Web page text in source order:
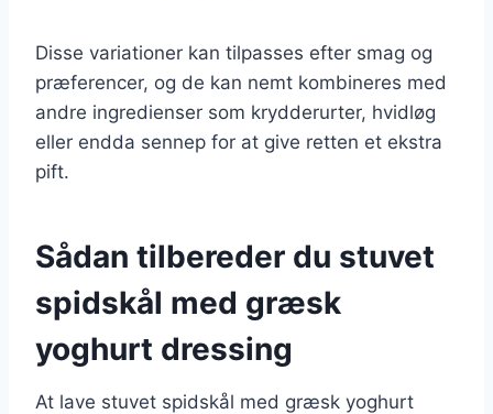
Disse variationer kan tilpasses efter smag og
præferencer, og de kan nemt kombineres med
andre ingredienser som krydderurter, hvidløg
eller endda sennep for at give retten et ekstra
pift.
Sådan tilbereder du stuvet
spidskål med græsk
yoghurt dressing
At lave stuvet spidskål med græsk yoghurt